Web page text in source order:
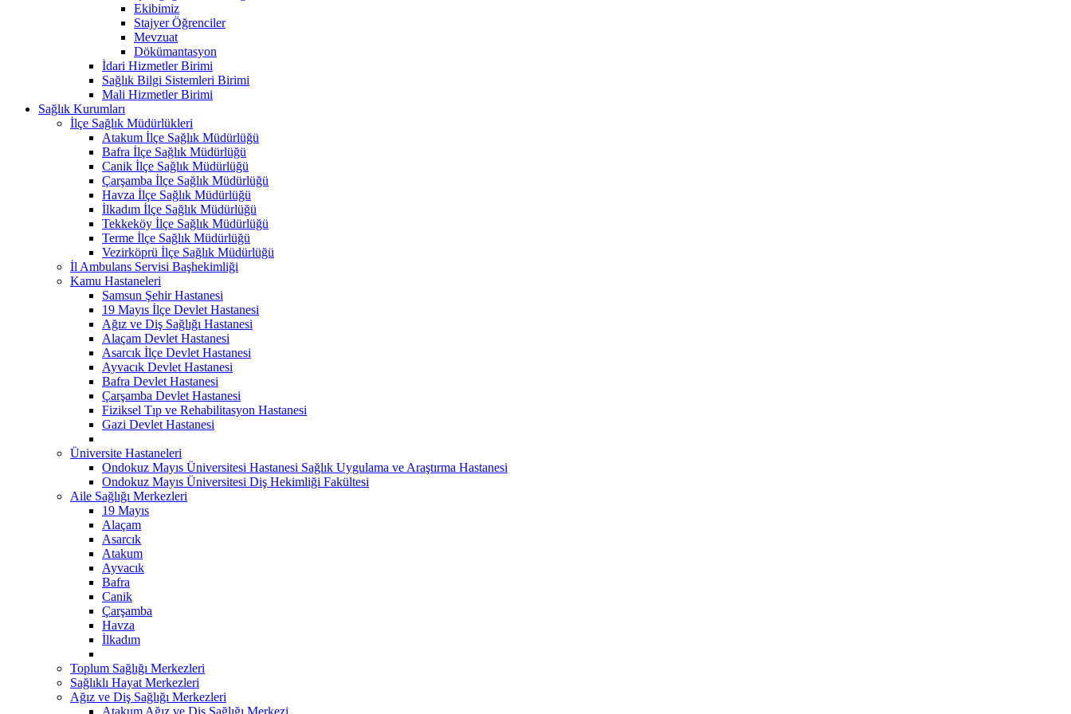
Ekibimiz
Stajyer Öğrenciler
Mevzuat
Dökümantasyon
İdari Hizmetler Birimi
Sağlık Bilgi Sistemleri Birimi
Mali Hizmetler Birimi
Sağlık Kurumları
İlçe Sağlık Müdürlükleri
Atakum İlçe Sağlık Müdürlüğü
Bafra İlçe Sağlık Müdürlüğü
Canik İlçe Sağlık Müdürlüğü
Çarşamba İlçe Sağlık Müdürlüğü
Havza İlçe Sağlık Müdürlüğü
İlkadım İlçe Sağlık Müdürlüğü
Tekkeköy İlçe Sağlık Müdürlüğü
Terme İlçe Sağlık Müdürlüğü
Vezirköprü İlçe Sağlık Müdürlüğü
İl Ambulans Servisi Başhekimliği
Kamu Hastaneleri
Samsun Şehir Hastanesi
19 Mayıs İlçe Devlet Hastanesi
Ağız ve Diş Sağlığı Hastanesi
Alaçam Devlet Hastanesi
Asarcık İlçe Devlet Hastanesi
Ayvacık Devlet Hastanesi
Bafra Devlet Hastanesi
Çarşamba Devlet Hastanesi
Fiziksel Tıp ve Rehabilitasyon Hastanesi
Gazi Devlet Hastanesi
Üniversite Hastaneleri
Ondokuz Mayıs Üniversitesi Hastanesi Sağlık Uygulama ve Araştırma Hastanesi
Ondokuz Mayıs Üniversitesi Diş Hekimliği Fakültesi
Aile Sağlığı Merkezleri
19 Mayıs
Alaçam
Asarcık
Atakum
Ayvacık
Bafra
Canik
Çarşamba
Havza
İlkadım
Toplum Sağlığı Merkezleri
Sağlıklı Hayat Merkezleri
Ağız ve Diş Sağlığı Merkezleri
Atakum Ağız ve Diş Sağlığı Merkezi